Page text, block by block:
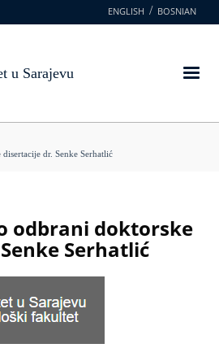
ENGLISH BOSNIAN
u Sarajevu
dr. Senke Serhatlić
odbrani doktorske
Serhatlić